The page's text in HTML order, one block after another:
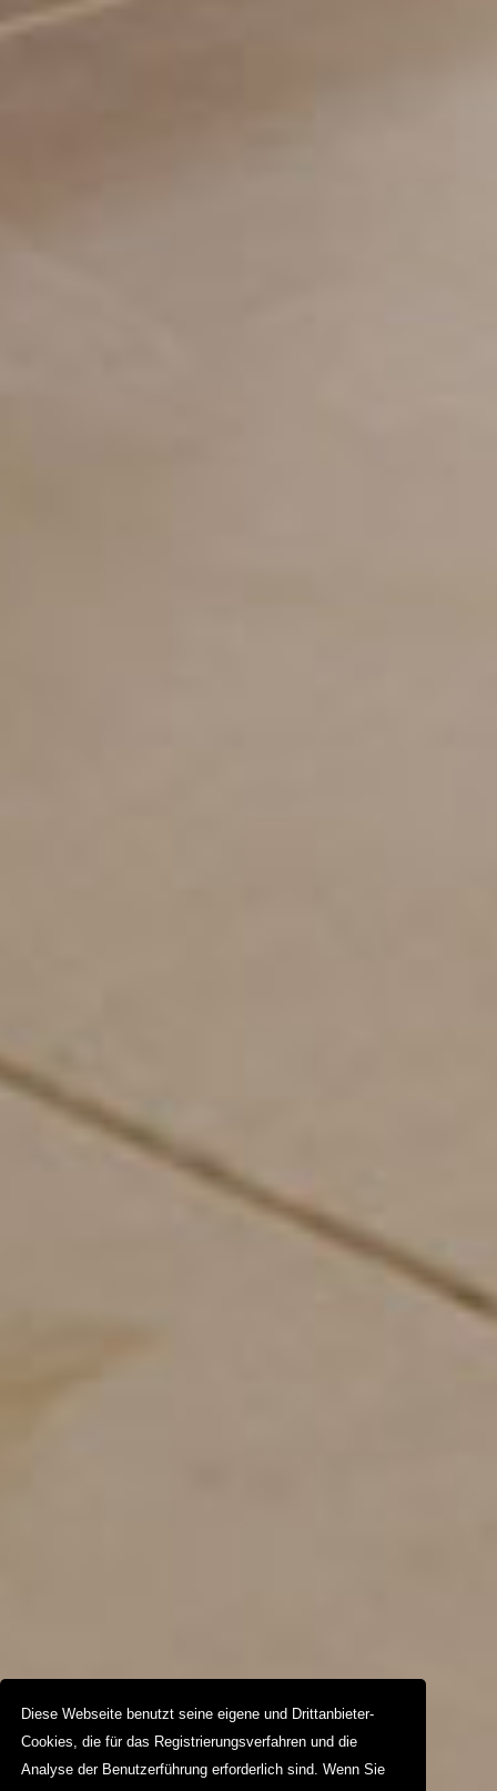
Diese Webseite benutzt seine eigene und Drittanbieter-
Cookies, die für das Registrierungsverfahren und die
Analyse der Benutzerführung erforderlich sind. Wenn Sie